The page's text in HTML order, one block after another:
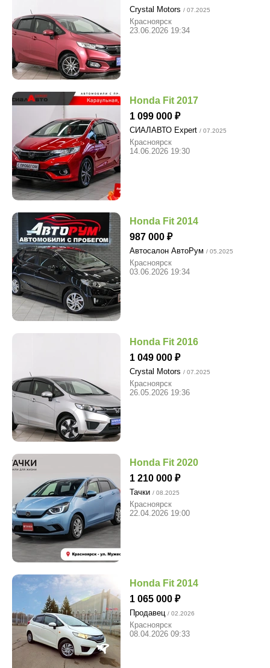
Crystal Motors / 07.2025
Красноярск
23.06.2026 19:34
Honda Fit 2017
1 099 000
СИАЛАВТО Expert / 07.2025
Красноярск
14.06.2026 19:30
Honda Fit 2014
987 000
Автосалон АвтоРум / 05.2025
Красноярск
03.06.2026 19:34
Honda Fit 2016
1 049 000
Crystal Motors / 07.2025
Красноярск
26.05.2026 19:36
Honda Fit 2020
1 210 000
Тачки / 08.2025
Красноярск
22.04.2026 19:00
Honda Fit 2014
1 065 000
Продавец / 02.2026
Красноярск
08.04.2026 09:33